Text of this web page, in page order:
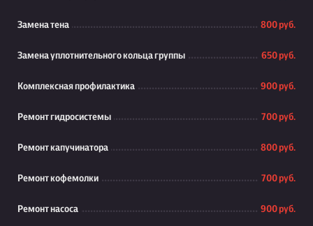
Замена тена 800 руб.
Замена уплотнительного кольца группы 650 руб.
Комплексная профилактика 900 руб.
Ремонт гидросистемы 700 руб.
Ремонт капучинатора 800 руб.
Ремонт кофемолки 700 руб.
Ремонт насоса 900 руб.